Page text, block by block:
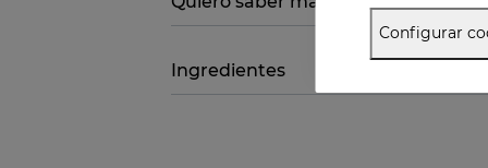
Ingredientes
Configurar